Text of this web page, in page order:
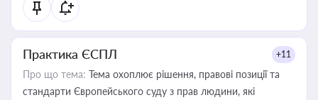
Практика ЄСПЛ +11
Про що тема: Тема охоплює рішення, правові позиції та
стандарти Європейського суду з прав людини, які